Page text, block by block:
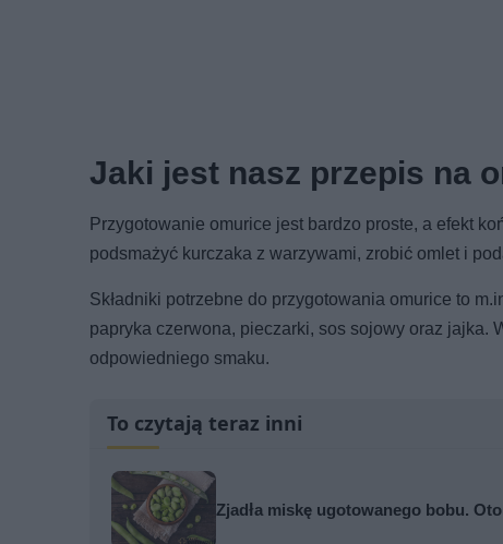
Jaki jest nasz przepis na
Przygotowanie omurice jest bardzo proste, a efekt
podsmażyć kurczaka z warzywami, zrobić omlet i
Składniki potrzebne do przygotowania omurice to
papryka czerwona, pieczarki, sos sojowy oraz jajka.
odpowiedniego smaku.
To czytają teraz inni
Zjadła miskę ugotowanego bobu.